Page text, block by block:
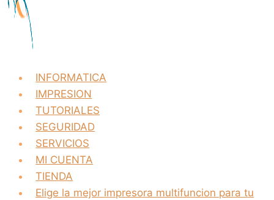
INFORMATICA
IMPRESION
TUTORIALES
SEGURIDAD
SERVICIOS
MI CUENTA
TIENDA
Elige la mejor impresora multifuncion para tu